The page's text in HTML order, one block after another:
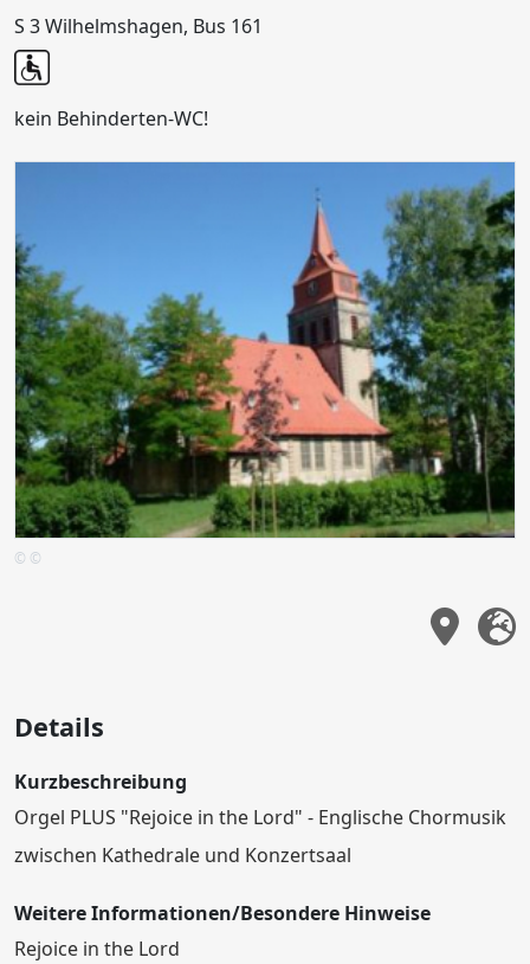
S 3 Wilhelmshagen, Bus 161
kein Behinderten-WC!
© ©
Details
Kurzbeschreibung
Orgel PLUS "Rejoice in the Lord" - Englische Chormusik
zwischen Kathedrale und Konzertsaal
Weitere Informationen/Besondere Hinweise
Rejoice in the Lord